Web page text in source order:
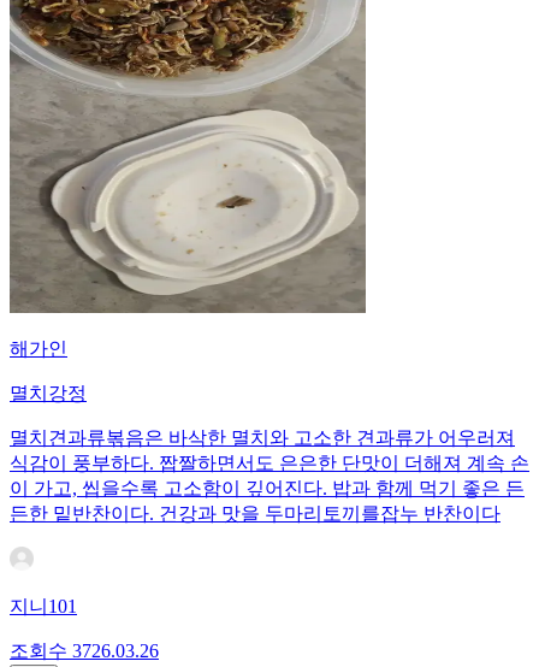
해가인
멸치강정
멸치견과류볶음은 바삭한 멸치와 고소한 견과류가 어우러져
식감이 풍부하다. 짭짤하면서도 은은한 단맛이 더해져 계속 손
이 가고, 씹을수록 고소함이 깊어진다. 밥과 함께 먹기 좋은 든
든한 밑반찬이다. 건강과 맛을 두마리토끼를잡누 반찬이다
지니101
조회수 3726.03.26